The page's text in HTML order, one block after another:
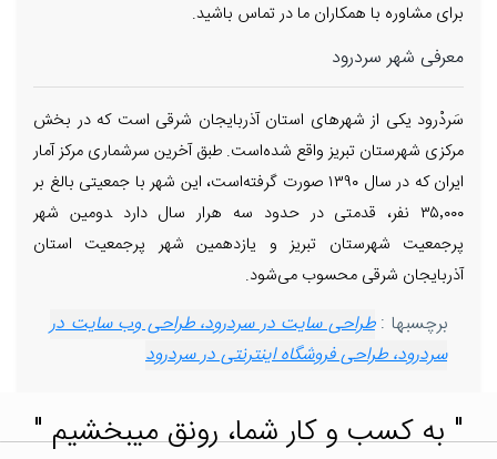
برای مشاوره با همکاران ما در تماس باشید.
معرفی شهر سردرود
سَردْرود یکی از شهرهای استان آذربایجان شرقی است که در بخش
مرکزی شهرستان تبریز واقع شده‌است. طبق آخرین سرشماری مرکز آمار
ایران که در سال ۱۳۹۰ صورت گرفته‌است، این شهر با جمعیتی بالغ بر
۳۵٬۰۰۰ نفر، قدمتی در حدود سه هرار سال دارد ‍دومین شهر
پرجمعیت شهرستان تبریز و یازدهمین شهر پرجمعیت استان
آذربایجان شرقی محسوب می‌شود.
برچسبها :طراحی سایت در سردرود، طراحی وب سایت در
سردرود، طراحی فروشگاه اینترنتی در سردرود
" به کسب و کار شما، رونق میبخشیم "